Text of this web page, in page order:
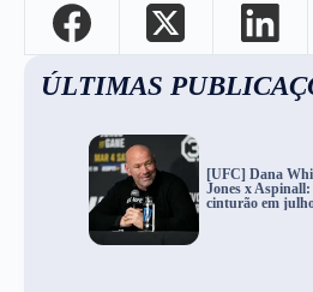
ÚLTIMAS
[UFC] Dana
Jones x
cinturão em